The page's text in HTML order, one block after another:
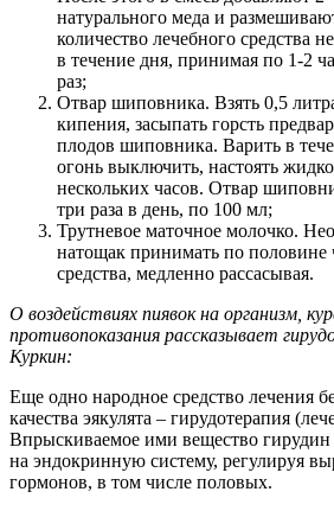
натурального меда и
количество лечебного средства
в течение дня, принимая по 1-2
раз;
Отвар шиповника. Взять 0,5
кипения, засыпать горсть
плодов шиповника. Варить в
огонь выключить, настоять
нескольких часов. Отвар
три раза в день, по 100 мл;
Трутневое маточное молочко.
натощак принимать по половине
средства, медленно рассасывая.
О воздействиях пиявок на организм,
противопоказания рассказывает
Куркин:
Еще одно народное средство лечения
качества эякулята – гирудотерапия
Впрыскиваемое ими вещество гирудин
на эндокринную систему, регулируя
гормонов, в том числе половых.